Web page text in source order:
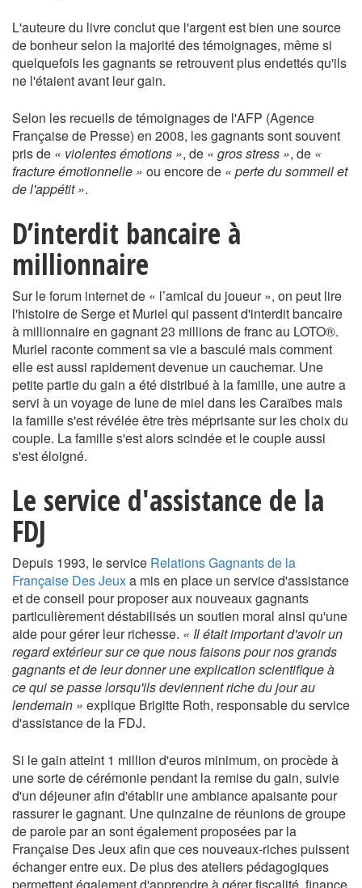
L'auteure du livre conclut que l'argent est bien une source
de bonheur selon la majorité des témoignages, même si
quelquefois les gagnants se retrouvent plus endettés qu'ils
ne l'étaient avant leur gain.
Selon les recueils de témoignages de l'AFP (Agence
Française de Presse) en 2008, les gagnants sont souvent
pris de « violentes émotions », de « gros stress », de «
fracture émotionnelle » ou encore de « perte du sommeil et
de l'appétit ».
D’interdit bancaire à
millionnaire
Sur le forum internet de « l’amical du joueur », on peut lire
l'histoire de Serge et Muriel qui passent d'interdit bancaire
à millionnaire en gagnant 23 millions de franc au LOTO®.
Muriel raconte comment sa vie a basculé mais comment
elle est aussi rapidement devenue un cauchemar. Une
petite partie du gain a été distribué à la famille, une autre a
servi à un voyage de lune de miel dans les Caraïbes mais
la famille s'est révélée être très méprisante sur les choix du
couple. La famille s'est alors scindée et le couple aussi
s'est éloigné.
Le service d'assistance de la
FDJ
Depuis 1993, le service Relations Gagnants de la
Française Des Jeuxa mis en place un service d'assistance
et de conseil pour proposer aux nouveaux gagnants
particulièrement déstabilisés un soutien moral ainsi qu'une
aide pour gérer leur richesse. « Il était important d'avoir un
regard extérieur sur ce que nous faisons pour nos grands
gagnants et de leur donner une explication scientifique à
ce qui se passe lorsqu'ils deviennent riche du jour au
lendemain » explique Brigitte Roth, responsable du service
d'assistance de la FDJ.
Si le gain atteint 1 million d'euros minimum, on procède à
une sorte de cérémonie pendant la remise du gain, suivie
d'un déjeuner afin d'établir une ambiance apaisante pour
rassurer le gagnant. Une quinzaine de réunions de groupe
de parole par an sont également proposées par la
Française Des Jeux afin que ces nouveaux-riches puissent
échanger entre eux. De plus des ateliers pédagogiques